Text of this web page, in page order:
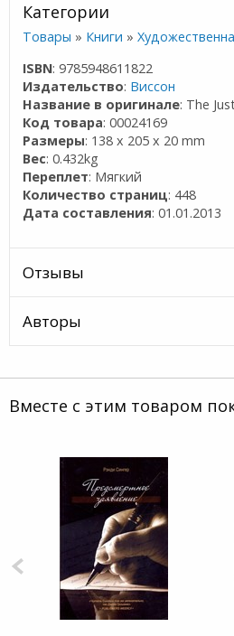
Категории
Товары » Книги »
ISBN: 9785948611822
Издательство: Виссон
Название в оригинале: The
Код товара: 00024169
Размеры: 138 x 205 x 20 mm
Вес: 0.432kg
Переплет: Мягкий
Количество страниц: 448
Дата составления: 01.01.2013
Отзывы
Авторы
Вместе с этим товаром